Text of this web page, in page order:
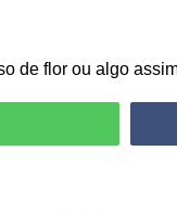
de flor ou algo